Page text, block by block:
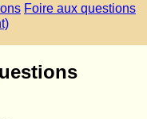
Foire aux questions